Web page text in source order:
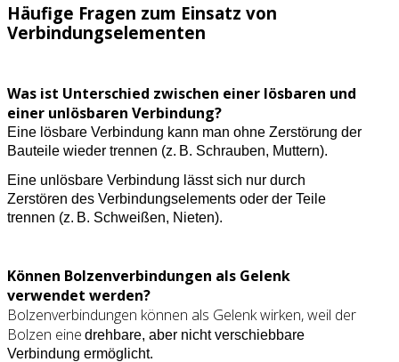
Häufige Fragen zum Einsatz von
Verbindungselementen
Was ist Unterschied zwischen einer lösbaren und
einer unlösbaren Verbindung?
Eine lösbare Verbindung kann man ohne Zerstörung der
Bauteile wieder trennen (z. B. Schrauben, Muttern).
Eine unlösbare Verbindung lässt sich nur durch
Zerstören des Verbindungselements oder der Teile
trennen (z. B. Schweißen, Nieten).
Können Bolzenverbindungen als Gelenk
verwendet werden?
Bolzenverbindungen können als Gelenk wirken, weil der
Bolzen eine drehbare, aber nicht verschiebbare
Verbindung ermöglicht.